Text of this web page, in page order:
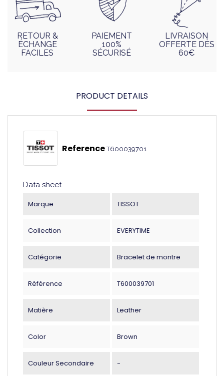
RETOUR &
ÉCHANGE
FACILES
PAIEMENT
100%
SÉCURISÉ
LIVRAISON
OFFERTE DÈS
60€
PRODUCT DETAILS
Reference T600039701
Data sheet
Marque TISSOT
Collection EVERYTIME
Catégorie Bracelet de montre
Référence T600039701
Matière Leather
Color Brown
Couleur Secondaire -